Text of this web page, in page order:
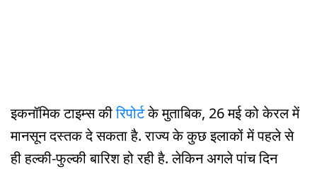
इकनॉमिक टाइम्स कीरिपोर्टके मुताबिक, 26 मई को केरल में
मानसून दस्तक दे सकता है. राज्य के कुछ इलाकों में पहले से
ही हल्की-फुल्की बारिश हो रही है. लेकिन अगले पांच दिन